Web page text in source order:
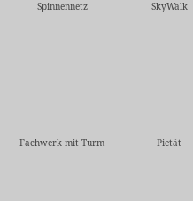
Spinnennetz
SkyWalk
Fachwerk mit Turm
Pietät